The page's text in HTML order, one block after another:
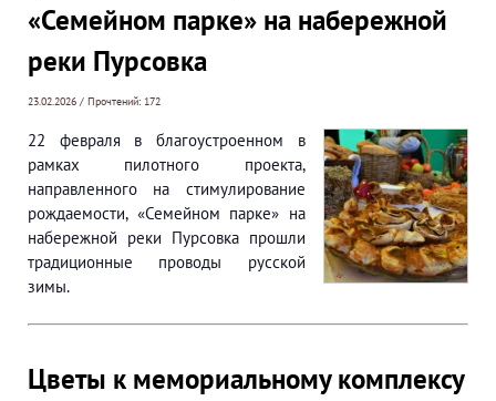
«Семейном парке» на набережной
реки Пурсовка
23.02.2026 / Прочтений: 172
22 февраля в благоустроенном в
рамках пилотного проекта,
направленного на стимулирование
рождаемости, «Семейном парке» на
набережной реки Пурсовка прошли
традиционные проводы русской
зимы.
Цветы к мемориальному комплексу